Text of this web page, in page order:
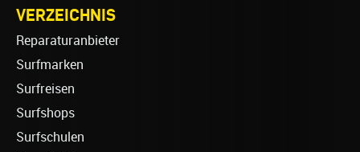
VERZEICHNIS
Reparaturanbieter
Surfmarken
Surfreisen
Surfshops
Surfschulen